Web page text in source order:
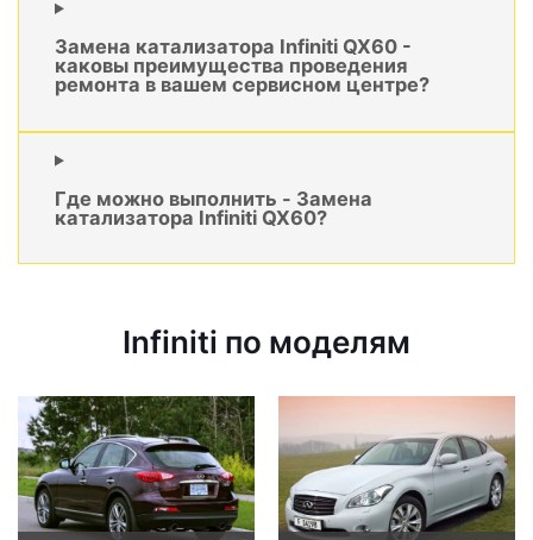
Замена катализатора Infiniti QX60 -
каковы преимущества проведения
ремонта в вашем сервисном центре?
Где можно выполнить - Замена
катализатора Infiniti QX60?
Infiniti по моделям